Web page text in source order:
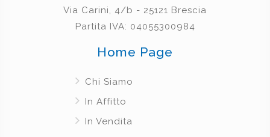
Via Carini, 4/b - 25121 Brescia
Partita IVA: 04055300984
Home Page
Chi Siamo
In Affitto
In Vendita